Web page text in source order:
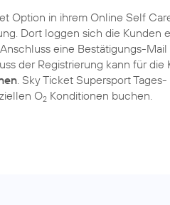
Option in ihrem Online Self
Dort loggen sich die Kunden
eine Bestätigungs-
der Registrierung kann für
. Sky Ticket Supersport
O2 Konditionen buchen.